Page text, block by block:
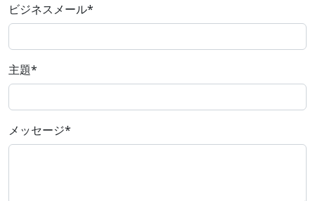
ビジネスメール*
主題*
メッセージ*